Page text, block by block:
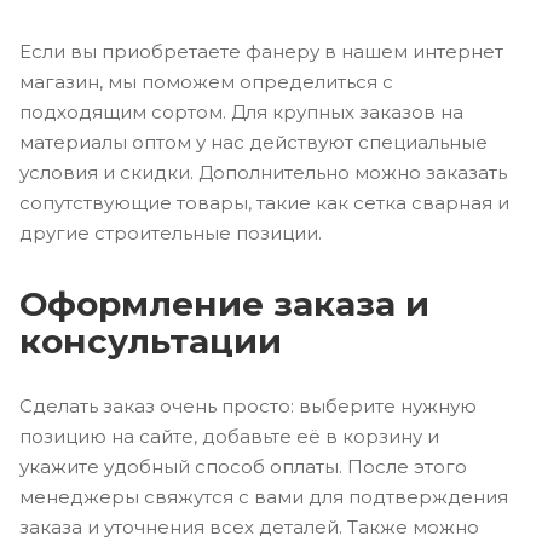
Если вы приобретаете фанеру в нашем интернет
магазин, мы поможем определиться с
подходящим сортом. Для крупных заказов на
материалы оптом у нас действуют специальные
условия и скидки. Дополнительно можно заказать
сопутствующие товары, такие как сетка сварная и
другие строительные позиции.
Оформление заказа и
консультации
Сделать заказ очень просто: выберите нужную
позицию на сайте, добавьте её в корзину и
укажите удобный способ оплаты. После этого
менеджеры свяжутся с вами для подтверждения
заказа и уточнения всех деталей. Также можно